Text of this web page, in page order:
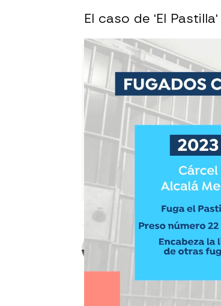
El caso de 'El
María Gil
Publicado:04 de enero